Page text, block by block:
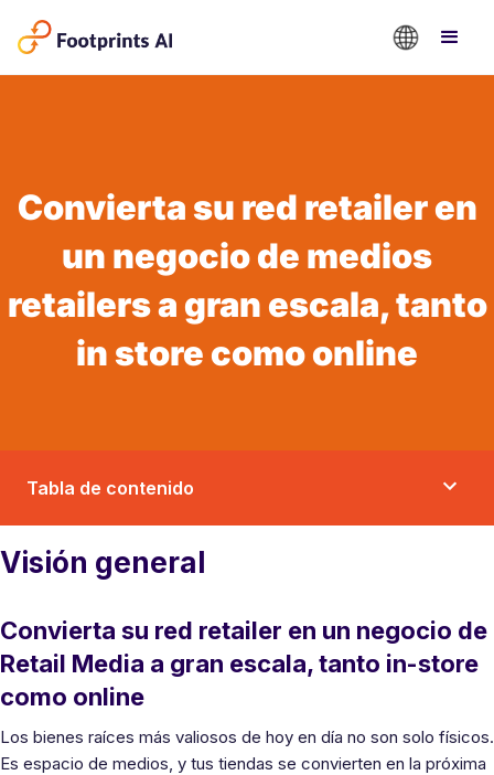
Convierta su red retailer en
un negocio de medios
retailers a gran escala, tanto
in store como online
Tabla de contenido
Visión general
Convierta su red retailer en un negocio de
Retail Media a gran escala, tanto in-store
como online
Los bienes raíces más valiosos de hoy en día no son solo físicos.
Es espacio de medios, y tus tiendas se convierten en la próxima